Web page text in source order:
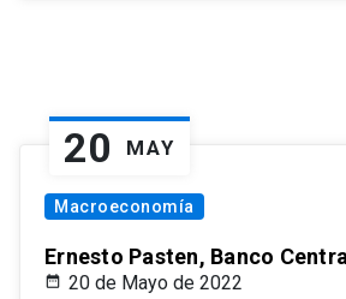
20 MAY
Macroeconomía
Ernesto Pasten, Banco
20 de Mayo de 2022